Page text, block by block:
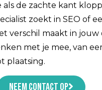
als de zachte kant
zoekt in SEO of
verschil maakt in jouw
met je mee, van
plaatsing.
Neem contact op